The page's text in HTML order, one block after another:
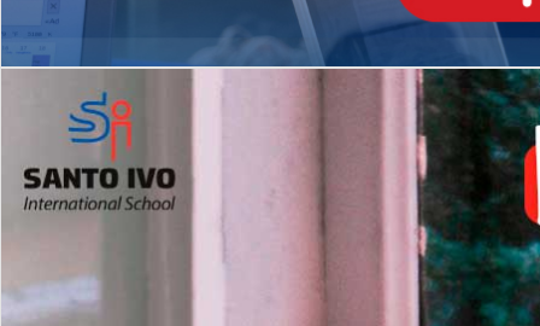
Matrículas Abertas 2026
2º AO 5º ANO FUNDAMENTAL
es